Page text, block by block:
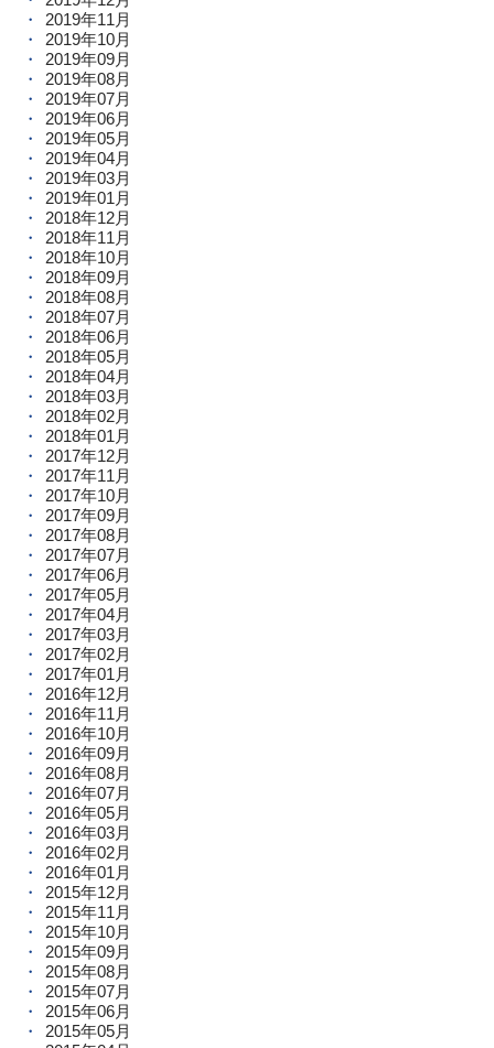
2019年11月
2019年10月
2019年09月
2019年08月
2019年07月
2019年06月
2019年05月
2019年04月
2019年03月
2019年01月
2018年12月
2018年11月
2018年10月
2018年09月
2018年08月
2018年07月
2018年06月
2018年05月
2018年04月
2018年03月
2018年02月
2018年01月
2017年12月
2017年11月
2017年10月
2017年09月
2017年08月
2017年07月
2017年06月
2017年05月
2017年04月
2017年03月
2017年02月
2017年01月
2016年12月
2016年11月
2016年10月
2016年09月
2016年08月
2016年07月
2016年05月
2016年03月
2016年02月
2016年01月
2015年12月
2015年11月
2015年10月
2015年09月
2015年08月
2015年07月
2015年06月
2015年05月